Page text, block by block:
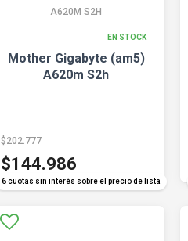
A620M S2H
EN STOCK
Mother Gigabyte (am5)
A620m S2h
6 cuotas sin interés sobre el precio de lista
$202.777
$144.986